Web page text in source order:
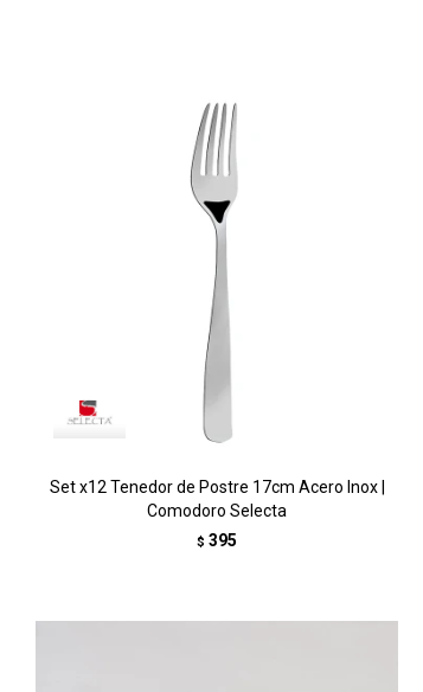
Set x12 Tenedor de Postre 17cm Acero Inox |
Comodoro Selecta
$ 395